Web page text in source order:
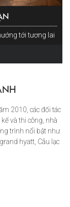
tới tương lai
2010, các đối tác
và thi công, nhà
trình nổi bật như
hyatt, Câu lạc